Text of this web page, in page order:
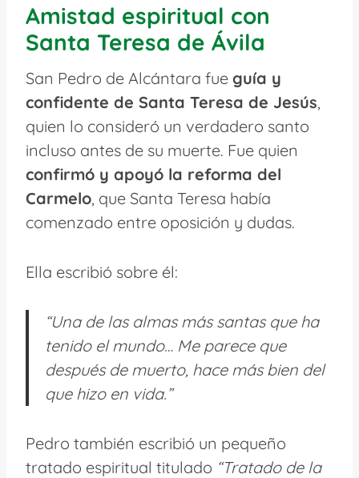
Amistad espiritual con
Santa Teresa de Ávila
San Pedro de Alcántara fue guía y
confidente de Santa Teresa de Jesús,
quien lo consideró un verdadero santo
incluso antes de su muerte. Fue quien
confirmó y apoyó la reforma del
Carmelo, que Santa Teresa había
comenzado entre oposición y dudas.
Ella escribió sobre él:
“Una de las almas más santas que ha
tenido el mundo… Me parece que
después de muerto, hace más bien del
que hizo en vida.”
Pedro también escribió un pequeño
tratado espiritual titulado “Tratado de la